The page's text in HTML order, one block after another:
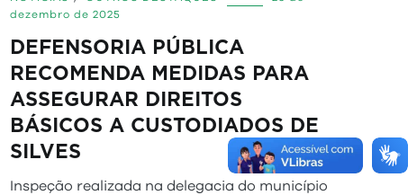
dezembro de 2025
DEFENSORIA PÚBLICA
RECOMENDA MEDIDAS PARA
ASSEGURAR DIREITOS
BÁSICOS A CUSTODIADOS DE
SILVES
Inspeção realizada na delegacia do município